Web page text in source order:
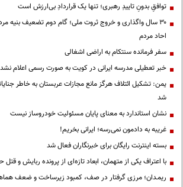
توافقِ بدونِ تاییدِ رهبری؛ تنها یک قراردادِ بی‌ارزش است
۳۰ سال واگذاری و خروج ثروت ملی؛ گام دوم تضعیف بنیه
احاد مردم
سفر فرمانده سنتکام به اراضی اشغالی
خبر تعطیلی مدرسه ایرانی در کویت به صورت رسمی اعلام
یمن: تشکیل ائتلاف هرگز مانع مجازات عربستان به خاطر
شد
نشان استاندارد به معنای پایان مسئولیت خودروساز نیست
غریبه به دادمون نمی‌رسه؛ ایرانی بخریم!
بسته اینترنت رایگان برای خبرنگاران فعال شد
با اعتراف یکی از متهمان، ابعاد تازه‌ای از پرونده ربایش و